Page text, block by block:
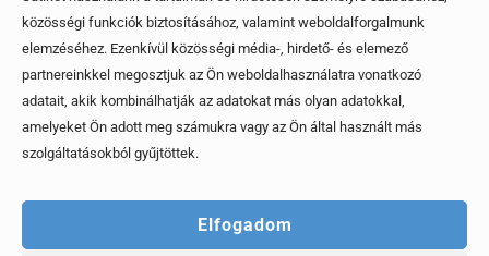
közösségi funkciók biztosításához, valamint weboldalforgalmunk
elemzéséhez. Ezenkívül közösségi média-, hirdető- és elemező
partnereinkkel megosztjuk az Ön weboldalhasználatra vonatkozó
adatait, akik kombinálhatják az adatokat más olyan adatokkal,
amelyeket Ön adott meg számukra vagy az Ön által használt más
szolgáltatásokból gyűjtöttek.
Elfogadom
Mítoszok, amiktől mi is csak fogjuk a fejünket